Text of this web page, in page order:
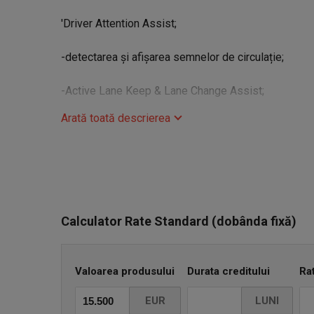
'Driver Attention Assist;
-detectarea și afișarea semnelor de circulație;
-Active Lane Keep & Lane Change Assist;
-faruri și lumini full LED adaptive (inclusiv interior),
-senzori de parcare față/spate + cameră cu
-volan încălzit;
Arată toată descrierea
Calculator Rate Standard (dobânda fixă)
Valoarea produsului
EUR
Durata creditului
LUNI